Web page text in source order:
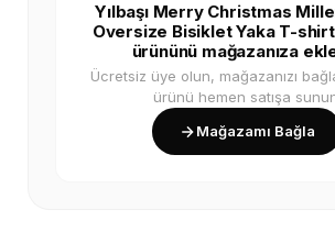
Yılbaşı Merry Christmas
Oversize Bisiklet Yaka T-
ürününü mağazanıza
Ücretsiz üye olun, mağazanızı
ürünü hemen satışa
Mağazamı Bağla